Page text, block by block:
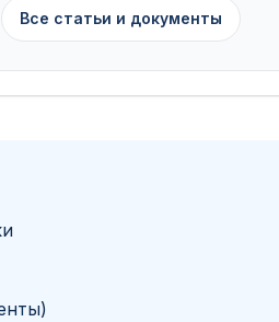
Все статьи и документы